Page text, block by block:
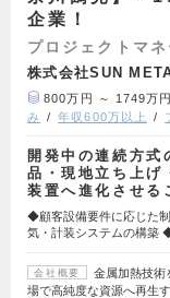
企業！
プロジェクトマ
株式会社SUN
800万円 ～ 1749万円
み
年収600万以上
開発中の連続方式
品・現地立ち上げ
装置へ進化させ
◆顧客設備要件に応じた
気・計装システムの構築
会社概要
金属加熱技術
場で高純度な資源へ再生